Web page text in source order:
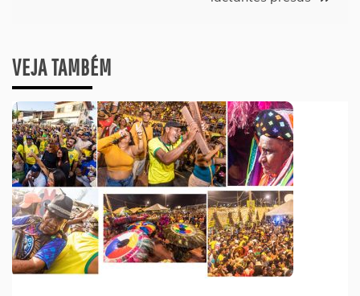
VEJA TAMBÉM